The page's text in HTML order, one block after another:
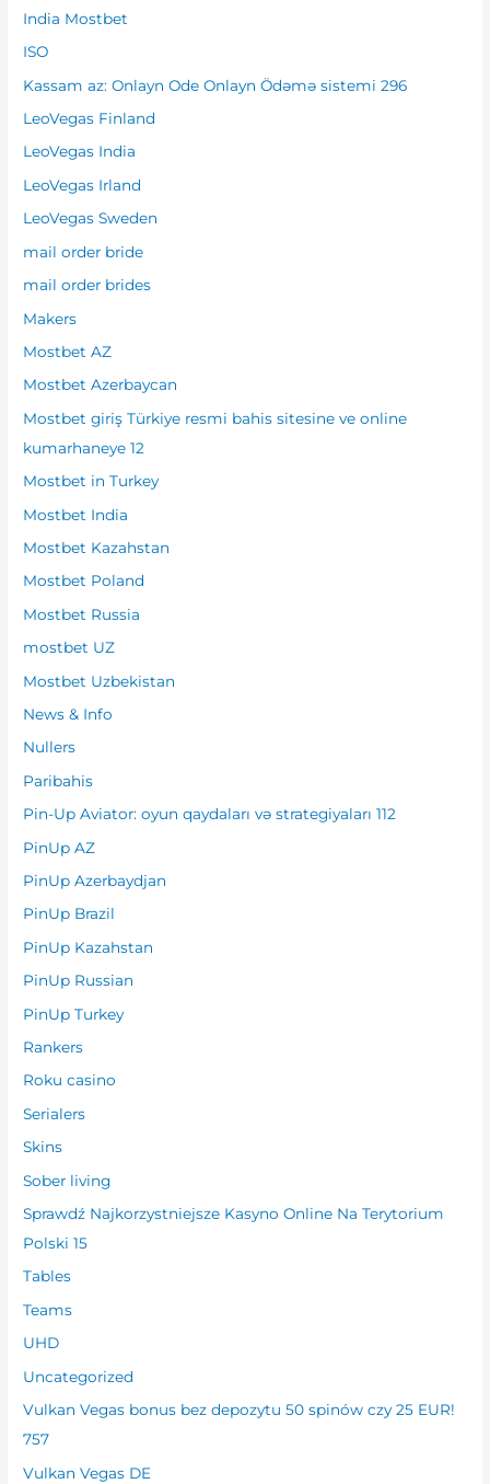
India Mostbet
ISO
Kassam az: Onlayn Ode Onlayn Ödəmə sistemi 296
LeoVegas Finland
LeoVegas India
LeoVegas Irland
LeoVegas Sweden
mail order bride
mail order brides
Makers
Mostbet AZ
Mostbet Azerbaycan
Mostbet giriş Türkiye resmi bahis sitesine ve online
kumarhaneye 12
Mostbet in Turkey
Mostbet India
Mostbet Kazahstan
Mostbet Poland
Mostbet Russia
mostbet UZ
Mostbet Uzbekistan
News & Info
Nullers
Paribahis
Pin-Up Aviator: oyun qaydaları və strategiyaları 112
PinUp AZ
PinUp Azerbaydjan
PinUp Brazil
PinUp Kazahstan
PinUp Russian
PinUp Turkey
Rankers
Roku casino
Serialers
Skins
Sober living
Sprawdź Najkorzystniejsze Kasyno Online Na Terytorium
Polski 15
Tables
Teams
UHD
Uncategorized
Vulkan Vegas bonus bez depozytu 50 spinów czy 25 EUR!
757
Vulkan Vegas DE